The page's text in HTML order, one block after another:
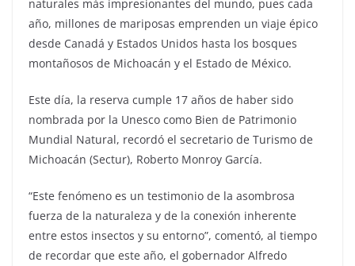
naturales más impresionantes del mundo, pues cada
año, millones de mariposas emprenden un viaje épico
desde Canadá y Estados Unidos hasta los bosques
montañosos de Michoacán y el Estado de México.
Este día, la reserva cumple 17 años de haber sido
nombrada por la Unesco como Bien de Patrimonio
Mundial Natural, recordó el secretario de Turismo de
Michoacán (Sectur), Roberto Monroy García.
“Este fenómeno es un testimonio de la asombrosa
fuerza de la naturaleza y de la conexión inherente
entre estos insectos y su entorno”, comentó, al tiempo
de recordar que este año, el gobernador Alfredo